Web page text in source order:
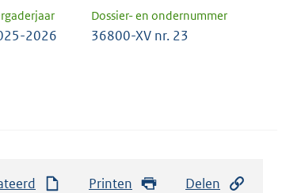
Dossier- en ondernummer
2026 36800-XV nr. 23
Printen Delen